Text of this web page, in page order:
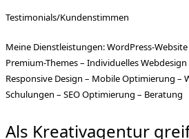
Testimonials/Kundenstimmen
Meine Dienstleistungen: WordPress-
Premium-Themes – Individuelles
Responsive Design – Mobile Optimierung –
Schulungen – SEO Optimierung – Beratung
Als Kreativagentur